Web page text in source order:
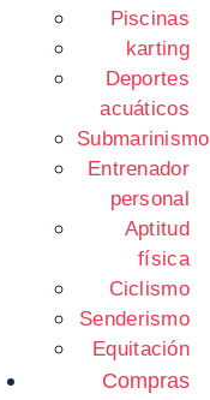
Piscinas
karting
Deportes
acuáticos
Submarinismo
Entrenador
personal
Aptitud
física
Ciclismo
Senderismo
Equitación
Compras